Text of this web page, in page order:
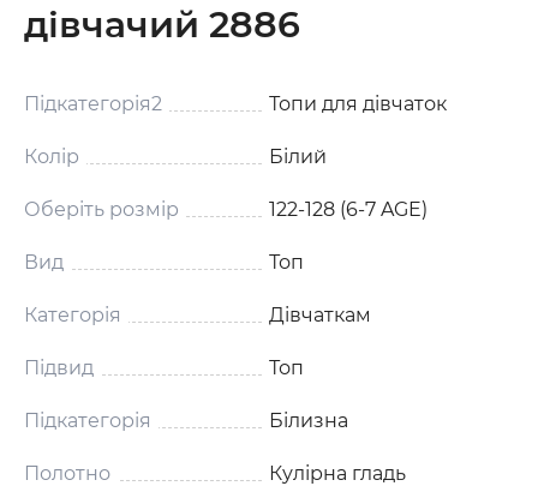
дівчачий 2886
Підкатегорія2 Топи для дівчаток
Колір Білий
Оберіть розмір 122-128 (6-7 AGE)
Вид Топ
Категорія Дівчаткам
Підвид Топ
Підкатегорія Білизна
Полотно Кулірна гладь